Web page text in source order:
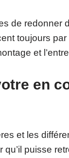
de redonner
toujours
et
en
et les
puisse